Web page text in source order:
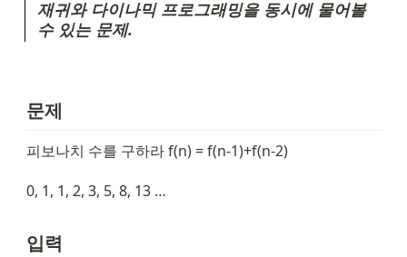
재귀와 다이나믹 프로그래밍을 동시에 물어볼
수 있는 문제.
문제
피보나치 수를 구하라 f(n) = f(n-1)+f(n-2)
0, 1, 1, 2, 3, 5, 8, 13 …
입력